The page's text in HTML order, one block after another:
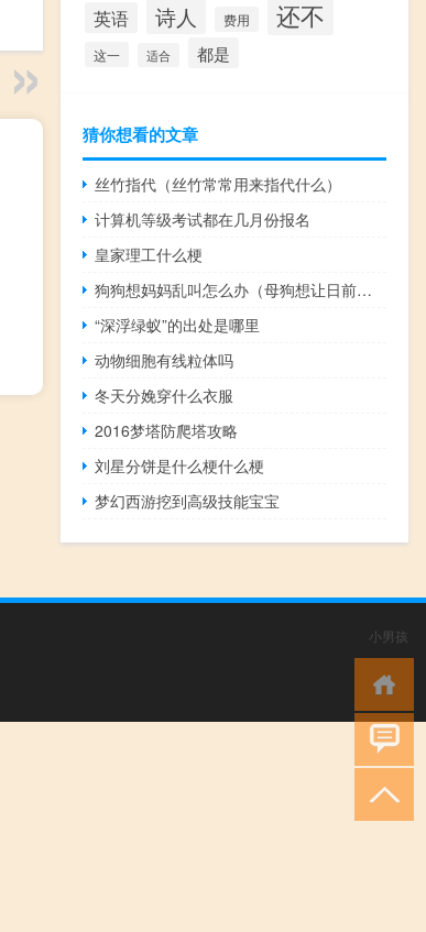
英语 诗人 费用 还不
这一 适合 都是
猜你想看的文章
丝竹指代（丝竹常常用来指代什么）
计算机等级考试都在几月份报名
皇家理工什么梗
狗狗想妈妈乱叫怎么办（母狗想让日前的表现）
“深浮绿蚁”的出处是哪里
动物细胞有线粒体吗
冬天分娩穿什么衣服
2016梦塔防爬塔攻略
刘星分饼是什么梗什么梗
梦幻西游挖到高级技能宝宝
小男孩